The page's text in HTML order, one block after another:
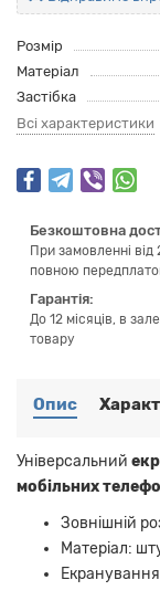
Розмір
Матеріал
Застібка
Всі характеристики
Безкоштовна
При замовленні від
повною
Гарантія:
До 12 місяців, в
товару
Опис
Універсальний
мобільних
Зовнішній
Матеріал: